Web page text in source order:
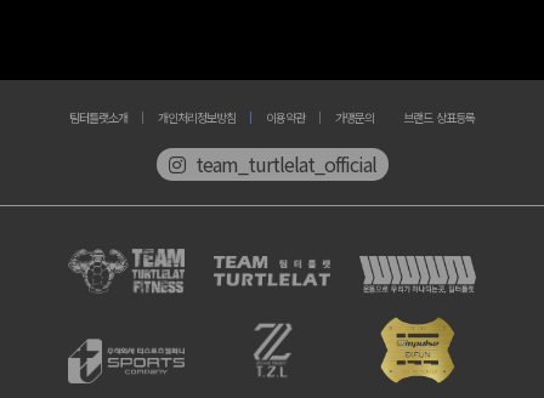
팀터틀랫소개 개인처리정보방침 이용약관 가맹문의 브랜드 상표등록
team_turtlelat_official